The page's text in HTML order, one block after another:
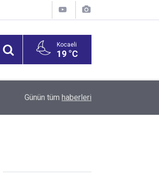
Kocaeli
19 °C
Bilişim 500 Araştırması’nın sonuçları açıklandı
Günün tüm haberleri